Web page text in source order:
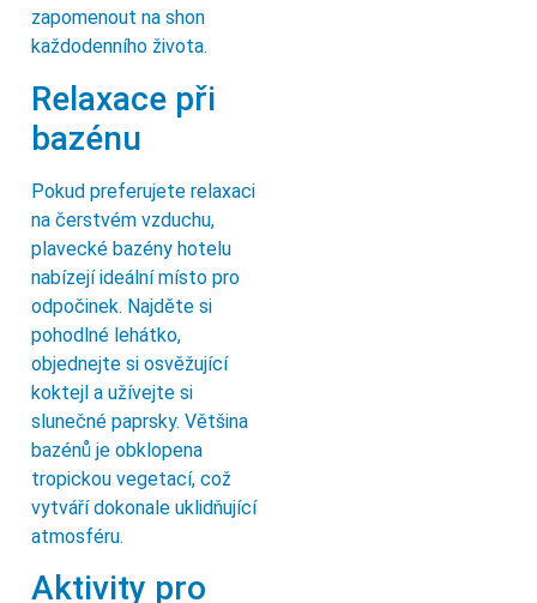
zapomenout na shon
každodenního života.
Relaxace při
bazénu
Pokud preferujete relaxaci
na čerstvém vzduchu,
plavecké bazény hotelu
nabízejí ideální místo pro
odpočinek. Najděte si
pohodlné lehátko,
objednejte si osvěžující
koktejl a užívejte si
slunečné paprsky. Většina
bazénů je obklopena
tropickou vegetací, což
vytváří dokonale uklidňující
atmosféru.
Aktivity pro